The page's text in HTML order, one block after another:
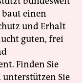
einen
und Erhalt
guten, frei
Finden Sie
unterstützen Sie